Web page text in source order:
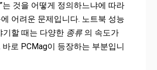
는 것을 어떻게 정의하느냐에 따라
어려운 문제입니다. 노트북 성능
기할 때는 다양한 종류의 속도가
바로 PCMag이 등장하는 부분입니